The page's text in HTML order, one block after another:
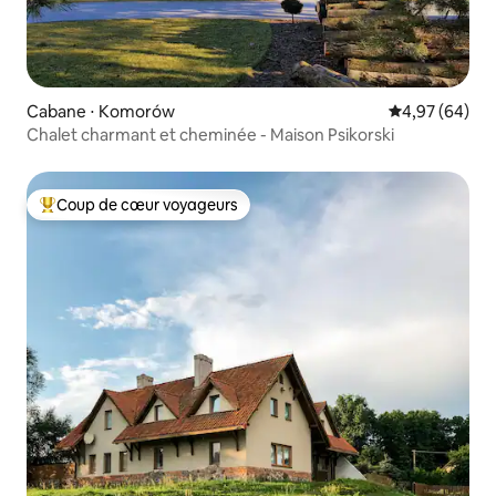
Cabane ⋅ Komorów Évaluation
4,97 (64)
Chalet charmant et cheminée - Maison Psikorski
Coups de cœur voyageurs les plus appréciés
Coup de cœur voyageurs